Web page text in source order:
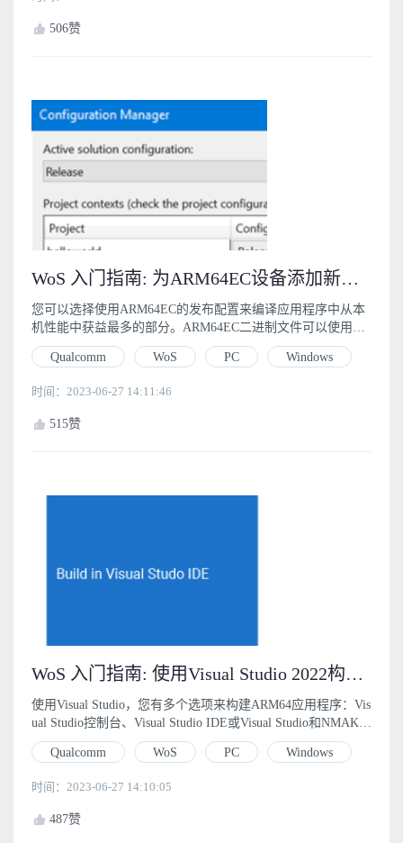
506赞
WoS 入门指南: 为ARM64EC设备添加新的发布配置 (3.2)
您可以选择使用ARM64EC的发布配置来编译应用程序中从本
机性能中获益最多的部分。ARM64EC二进制文件可以使用MS
Build或CMake生成。
Qualcomm
WoS PC Windows
时间：2023-06-27 14:11:46
515赞
WoS 入门指南: 使用Visual Studio 2022构建应用程序 (4)
使用Visual Studio，您有多个选项来构建ARM64应用程序：Vis
ual Studio控制台、Visual Studio IDE或Visual Studio和NMAK
E。
Qualcomm
WoS PC Windows
时间：2023-06-27 14:10:05
487赞